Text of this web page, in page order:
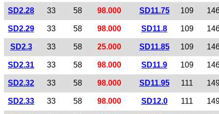
SD2.28 33 58 98.000 SD11.75 109
SD2.29 33 58 98.000 SD11.8 109
SD2.3 33 58 25.000 SD11.85 109
SD2.31 33 58 98.000 SD11.9 109
SD2.32 33 58 98.000 SD11.95 111
SD2.33 33 58 98.000 SD12.0 111